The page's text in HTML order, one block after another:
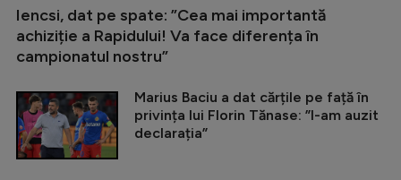
Iencsi, dat pe spate: ”Cea mai importantă
achiziție a Rapidului! Va face diferența în
campionatul nostru”
Marius Baciu a dat cărțile pe față în
privința lui Florin Tănase: ”I-am auzit
declarația”